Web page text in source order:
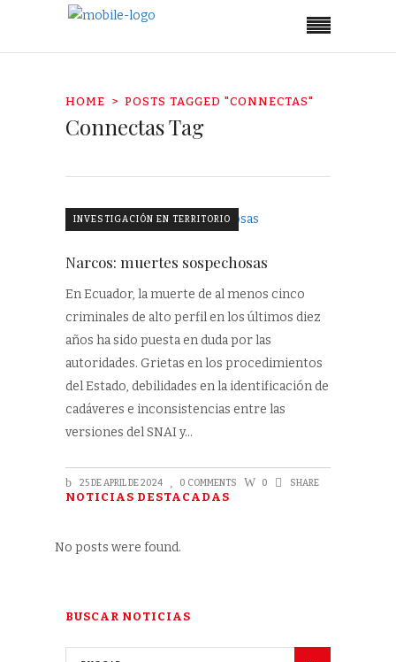
HOME POSTS TAGGED "CONNECTAS"
Connectas Tag
INVESTIGACIÓN EN TERRITORIO
Narcos: muertes sospechosas
En Ecuador, la muerte de al menos cinco
criminales de alto perfil en los últimos diez
años ha sido puesta en duda por las
autoridades. Grietas en los procedimientos
del Estado, debilidades en la identificación de
cadáveres e inconsistencias entre las
versiones del SNAI y
25 DE APRIL DE 2024 0 COMMENTS 0 SHARE
NOTICIAS DESTACADAS
No posts were found.
BUSCAR NOTICIAS